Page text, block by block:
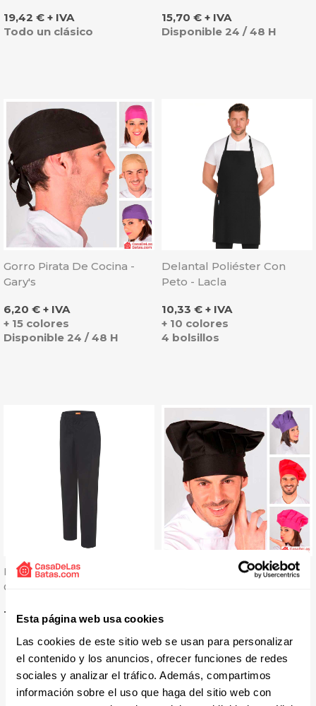
Esta página web usa cookies
Las cookies de este sitio web se usan para personalizar
el contenido y los anuncios, ofrecer funciones de redes
sociales y analizar el tráfico. Además, compartimos
información sobre el uso que haga del sitio web con
Precio
19,42 € + IVA
Todo un clásico
Precio
15,70 € + IVA
Disponible 24 / 48 H
Gorro Pirata De Cocina -
Gary's
Precio
6,20 € + IVA
+ 15 colores
Disponible 24 / 48 H
Delantal Poliéster Con
Peto - Lacla
Precio
10,33 € + IVA
+ 10 colores
4 bolsillos
Pantalón Laboral Negro
Con Goma Y Bolsillos
Precio
13,64 € + IVA
Gorro De Cocina Gran Chef
5,70 € + IVA
Disponible 24 / 48 H